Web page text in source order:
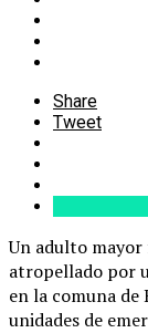
Share
Tweet
Un adulto
atropellado por
en la comuna de
unidades de